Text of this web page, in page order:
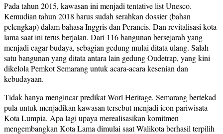
Pada tahun 2015, kawasan ini menjadi tentative list Unesco.
Kemudian tahun 2018 harus sudah serahkan dossier (bahan
pelengkap) dalam bahasa Inggris dan Perancis. Dan revitalisasi kota
lama saat ini terus berjalan. Dari 116 bangunan bersejarah yang
menjadi cagar budaya, sebagian gedung mulai ditata ulang. Salah
satu bangunan yang ditata antara lain gedung Oudetrap, yang kini
dikelola Pemkot Semarang untuk acara-acara kesenian dan
kebudayaan.
Tidak hanya mengincar predikat Worl Heritage, Semarang bertekad
pula untuk menjadikan kawasan tersebut menjadi icon pariwisata
Kota Lumpia. Apa lagi upaya merealisasikan komitmen
mengembangkan Kota Lama dimulai saat Walikota berhasil terpilih